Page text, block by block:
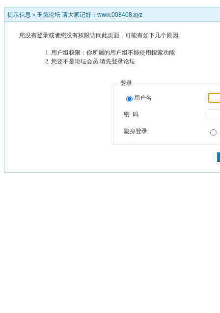
提示信息 » 玉兔论坛 请大家记好：www.008408.xyz
您没有登录或者您没有权限访问此页面，可能有如下几个原因:
用户组权限：你所属的用户组不能使用搜索功能
您还不是论坛会员,请先登录论坛
登录
用户名
密 码
隐身登录